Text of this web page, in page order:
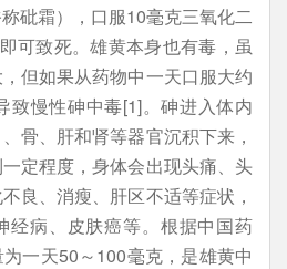
砒霜），口服10毫克三氧化二
可致死。雄黄本身也有毒，虽
但如果从药物中一天口服大约
致慢性砷中毒[1]。砷进入体内
骨、肝和肾等器官沉积下来，
定程度，身体会出现头痛、头
良、消瘦、肝区不适等症状，
经病、皮肤癌等。根据中国药
一天50～100毫克，是雄黄中